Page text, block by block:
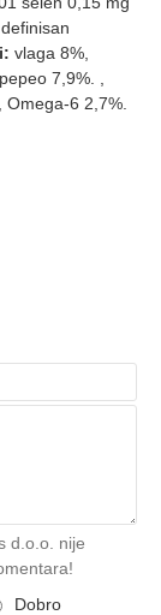
vlaga 8%,
7,9%. ,
6 2,7%.
d.o.o. nije
Dobro